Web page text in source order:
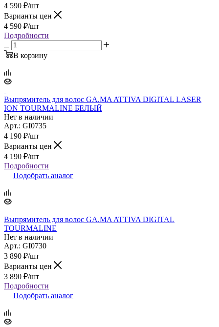
4 590 ₽/шт
Варианты цен
4 590 ₽/шт
Подробности
В корзину
Выпрямитель для волос GA.MA ATTIVA DIGITAL LASER
ION TOURMALINE БЕЛЫЙ
Нет в наличии
Арт.: GI0735
4 190 ₽/шт
Варианты цен
4 190 ₽/шт
Подробности
Подобрать аналог
Выпрямитель для волос GA.MA ATTIVA DIGITAL
TOURMALINE
Нет в наличии
Арт.: GI0730
3 890 ₽/шт
Варианты цен
3 890 ₽/шт
Подробности
Подобрать аналог